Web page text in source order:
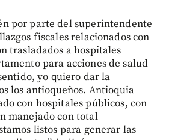
por parte del superintendente
fiscales relacionados con
trasladados a hospitales
para acciones de salud
yo quiero dar la
los antioqueños. Antioquia
con hospitales públicos, con
manejado con total
listos para generar las